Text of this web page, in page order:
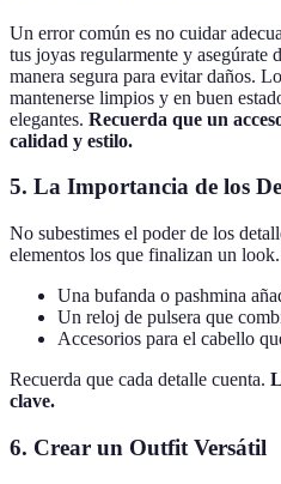
Un error común es no cuidar
tus joyas regularmente y asegúrate
manera segura para evitar daños.
mantenerse limpios y en buen
elegantes. Recuerda que un
calidad y estilo.
5. La Importancia de los
No subestimes el poder de los
elementos los que finalizan un
Una bufanda o pashmina
Un reloj de pulsera que
Accesorios para el cabello
Recuerda que cada detalle cuenta.
clave.
6. Crear un Outfit Versátil